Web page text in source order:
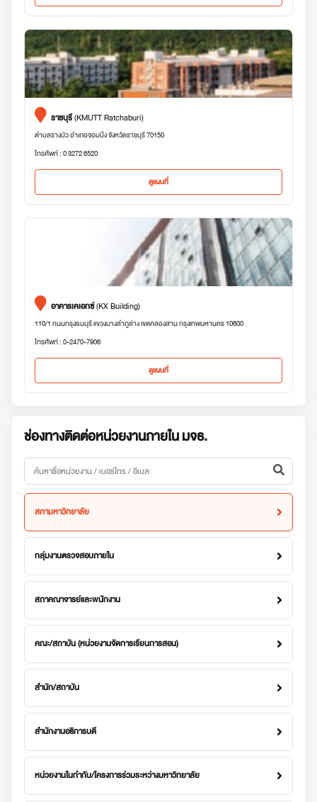
ราชบุรี(KMUTT Ratchaburi)
ตำบลรางบัว อำเภอจอมบึง จังหวัดราชบุรี 70150
โทรศัพท์ : 0 3272 6520
ดูแผนที่
อาคารเคเอกซ์(KX Building)
110/1 ถนนกรุงธนบุรี แขวงบางลำภูล่าง เขตคลองสาน กรุงเทพมหานคร 10600
โทรศัพท์ : 0-2470-7906
ดูแผนที่
ช่องทางติดต่อหน่วยงานภายใน มจธ.
สภามหาวิทยาลัย
กลุ่มงานตรวจสอบภายใน
สภาคณาจารย์และพนักงาน
คณะ/สถาบัน (หน่วยงานจัดการเรียนการสอน)
สำนัก/สถาบัน
สำนักงานอธิการบดี
หน่วยงานในกำกับ/โครงการร่วมระหว่างมหาวิทยาลัย